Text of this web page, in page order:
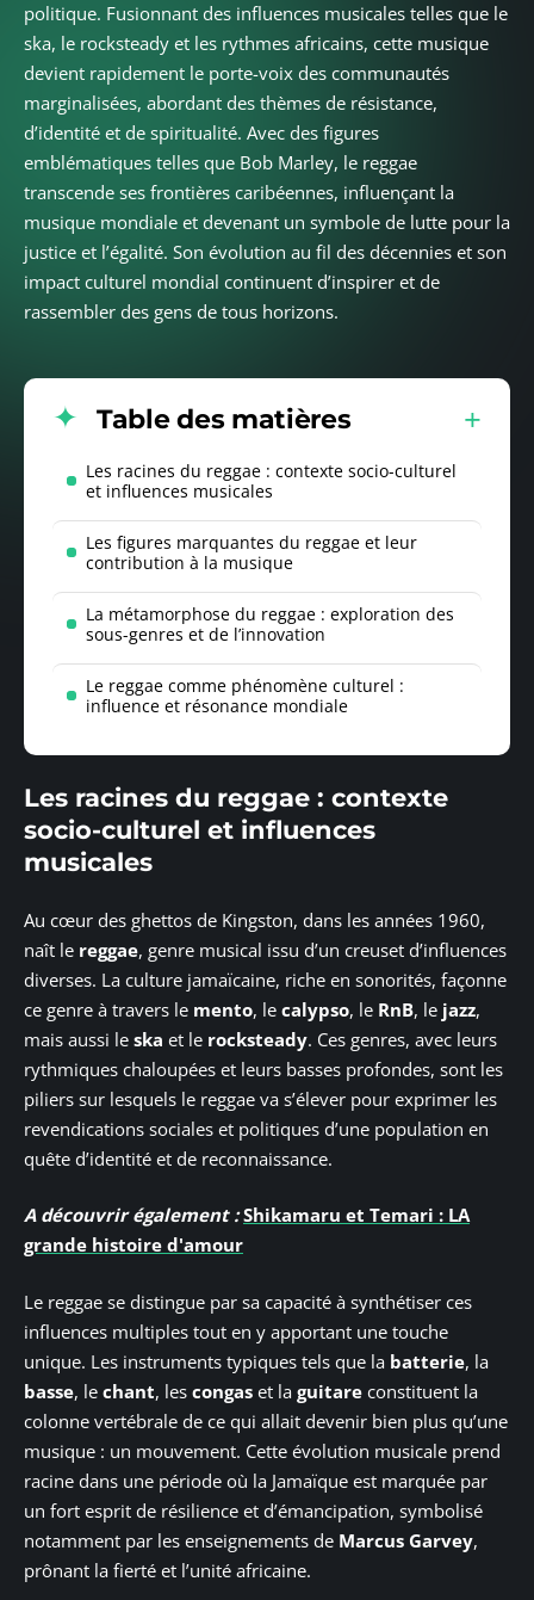
politique. Fusionnant des influences musicales telles que le
ska, le rocksteady et les rythmes africains, cette musique
devient rapidement le porte-voix des communautés
marginalisées, abordant des thèmes de résistance,
d’identité et de spiritualité. Avec des figures
emblématiques telles que Bob Marley, le reggae
transcende ses frontières caribéennes, influençant la
musique mondiale et devenant un symbole de lutte pour la
justice et l’égalité. Son évolution au fil des décennies et son
impact culturel mondial continuent d’inspirer et de
rassembler des gens de tous horizons.
Table des matières
Les racines du reggae : contexte socio-culturel
et influences musicales
Les figures marquantes du reggae et leur
contribution à la musique
La métamorphose du reggae : exploration des
sous-genres et de l’innovation
Le reggae comme phénomène culturel :
influence et résonance mondiale
Les racines du reggae : contexte
socio-culturel et influences
musicales
Au cœur des ghettos de Kingston, dans les années 1960,
naît le reggae, genre musical issu d’un creuset d’influences
diverses. La culture jamaïcaine, riche en sonorités, façonne
ce genre à travers le mento, le calypso, le RnB, le jazz,
mais aussi le ska et le rocksteady. Ces genres, avec leurs
rythmiques chaloupées et leurs basses profondes, sont les
piliers sur lesquels le reggae va s’élever pour exprimer les
revendications sociales et politiques d’une population en
quête d’identité et de reconnaissance.
A découvrir également : Shikamaru et Temari : LA
grande histoire d'amour
Le reggae se distingue par sa capacité à synthétiser ces
influences multiples tout en y apportant une touche
unique. Les instruments typiques tels que la batterie, la
basse, le chant, les congas et la guitare constituent la
colonne vertébrale de ce qui allait devenir bien plus qu’une
musique : un mouvement. Cette évolution musicale prend
racine dans une période où la Jamaïque est marquée par
un fort esprit de résilience et d’émancipation, symbolisé
notamment par les enseignements de Marcus Garvey,
prônant la fierté et l’unité africaine.